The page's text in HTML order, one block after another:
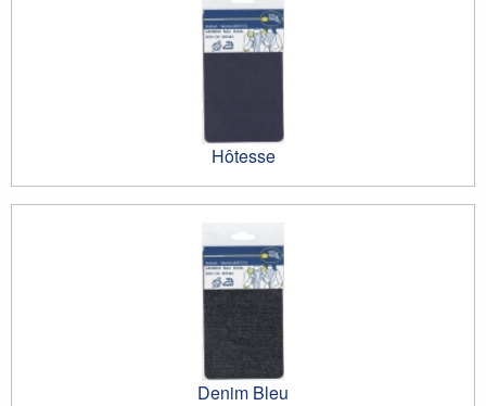
Hôtesse
Denim Bleu